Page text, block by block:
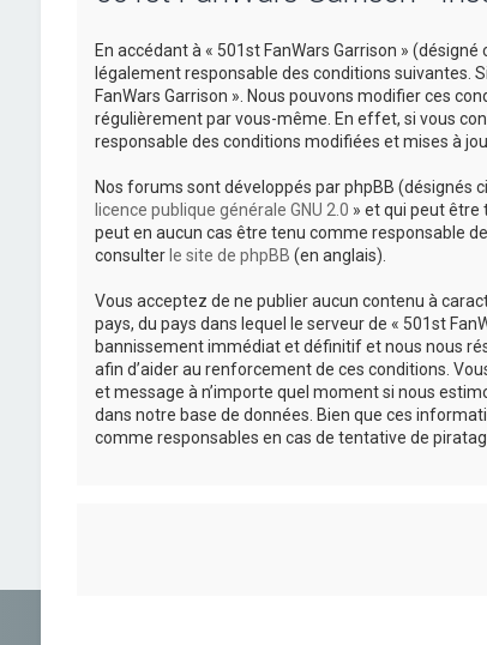
En accédant à « 501st FanWars Garrison »
légalement responsable des conditions suivantes.
FanWars Garrison ». Nous pouvons modifier ces
régulièrement par vous-même. En effet, si vous
responsable des conditions modifiées et mises à
Nos forums sont développés par phpBB (désignés
licence publique générale GNU 2.0 » et qui peut être
peut en aucun cas être tenu comme responsable
consulter le site de phpBB (en anglais).
Vous acceptez de ne publier aucun contenu à
pays, du pays dans lequel le serveur de « 501st
bannissement immédiat et définitif et nous nous
afin d’aider au renforcement de ces conditions.
et message à n’importe quel moment si nous
dans notre base de données. Bien que ces
comme responsables en cas de tentative de